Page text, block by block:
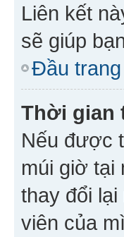
Liên kết
sẽ giúp
Đầu trang
Thời gian
Nếu được
múi giờ tại
thay đổi
viên của